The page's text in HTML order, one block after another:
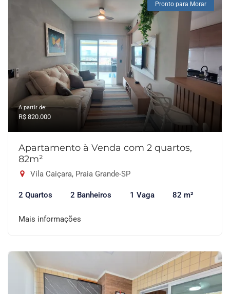
Pronto para Morar
A partir de:
R$ 820.000
Apartamento à Venda com 2 quartos,
82m²
Vila Caiçara, Praia Grande-SP
2 Quartos 2 Banheiros 1 Vaga 82 m²
Mais informações